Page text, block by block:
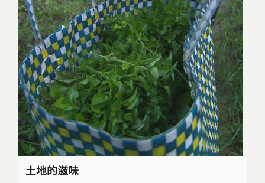
土地的滋味